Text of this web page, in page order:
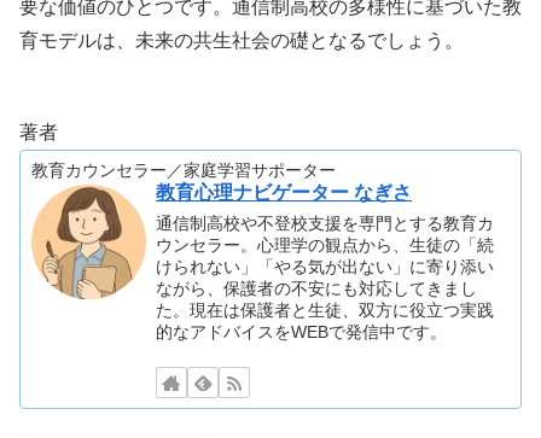
要な価値のひとつです。通信制高校の多様性に基づいた教
育モデルは、未来の共生社会の礎となるでしょう。
著者
教育カウンセラー／家庭学習サポーター
教育心理ナビゲーター なぎさ
通信制高校や不登校支援を専門とする教育カ
ウンセラー。心理学の観点から、生徒の「続
けられない」「やる気が出ない」に寄り添い
ながら、保護者の不安にも対応してきまし
た。現在は保護者と生徒、双方に役立つ実践
的なアドバイスをWEBで発信中です。